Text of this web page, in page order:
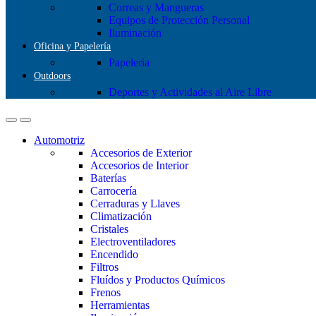
Correas y Mangueras
Equipos de Protección Personal
Iluminación
Oficina y Papelería
Papeleria
Outdoors
Deportes y Actividades al Aire Libre
Automotriz
Accesorios de Exterior
Accesorios de Interior
Baterías
Carrocería
Cerraduras y Llaves
Climatización
Cristales
Electroventiladores
Encendido
Filtros
Fluídos y Productos Químicos
Frenos
Herramientas